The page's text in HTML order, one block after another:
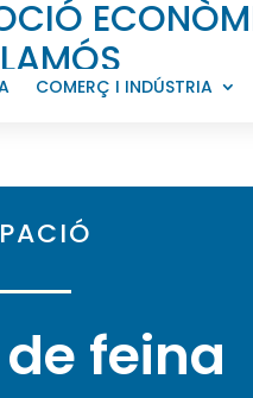
COMERÇ I INDÚSTRIA
feina